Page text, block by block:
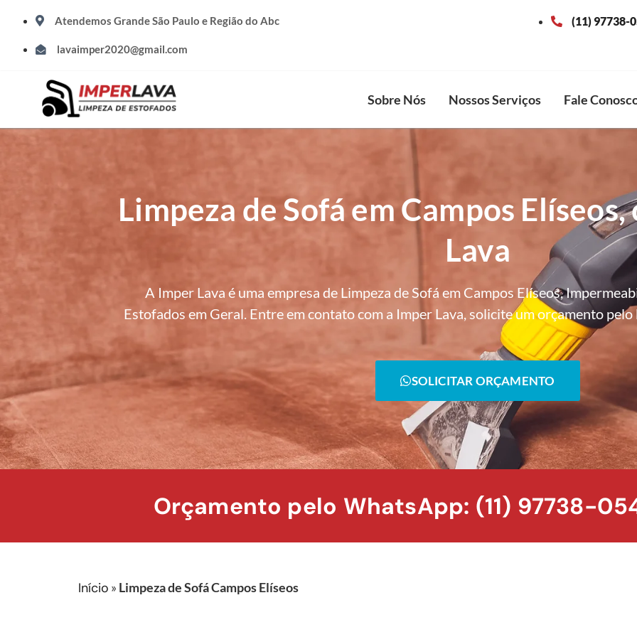
Atendemos Grande São Paulo e Região do Abc
lavaimper2020@gmail.com
(11) 97738-
Sobre Nós Nossos Serviços Fale
Limpeza de Sofá em Campos
Lava
A Imper Lava é uma empresa de Limpeza de Sofá em Campos Elíseos,
Estofados em Geral. Entre em contato com a Imper Lava, solicite um orçamento
SOLICITAR ORÇAMENTO
Orçamento pelo WhatsApp: (11) 97738-
Início » Limpeza de Sofá Campos Elíseos